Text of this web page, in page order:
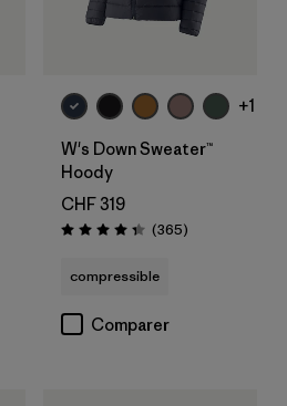
+1
W's Down Sweater™
Hoody
CHF 319
Évaluation: 4.3 / 5
(365Avis
)
compressible
Comparer